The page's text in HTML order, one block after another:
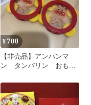
¥ 700
【非売品】アンパンマ
ン タンバリン おもち